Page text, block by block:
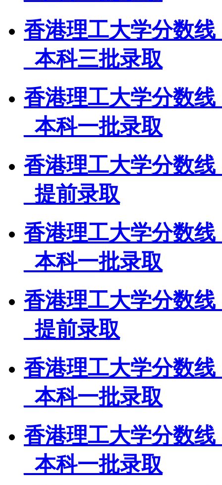
香港理工大学分数
_本科三批录取
香港理工大学分数
_本科一批录取
香港理工大学分数
_提前录取
香港理工大学分数
_本科一批录取
香港理工大学分数
_提前录取
香港理工大学分数
_本科一批录取
香港理工大学分数
_本科一批录取